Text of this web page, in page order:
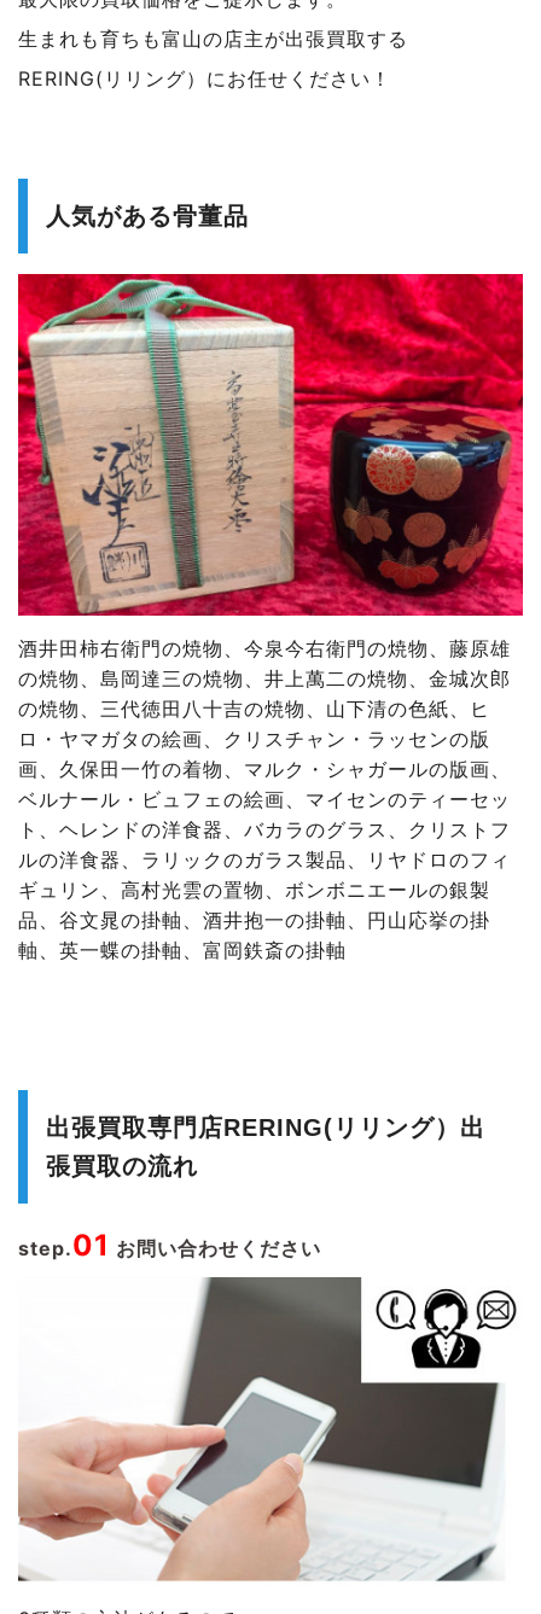
生まれも育ちも富山の店主が出張買取する
RERING(リリング）にお任せください！
人気がある骨董品
酒井田柿右衛門の焼物、今泉今右衛門の焼物、藤原雄
の焼物、島岡達三の焼物、井上萬二の焼物、金城次郎
の焼物、三代徳田八十吉の焼物、山下清の色紙、ヒ
ロ・ヤマガタの絵画、クリスチャン・ラッセンの版
画、久保田一竹の着物、マルク・シャガールの版画、
ベルナール・ビュフェの絵画、マイセンのティーセッ
ト、ヘレンドの洋食器、バカラのグラス、クリストフ
ルの洋食器、ラリックのガラス製品、リヤドロのフィ
ギュリン、高村光雲の置物、ボンボニエールの銀製
品、谷文晁の掛軸、酒井抱一の掛軸、円山応挙の掛
軸、英一蝶の掛軸、富岡鉄斎の掛軸
出張買取専門店RERING(リリング）出
張買取の流れ
step.01 お問い合わせください